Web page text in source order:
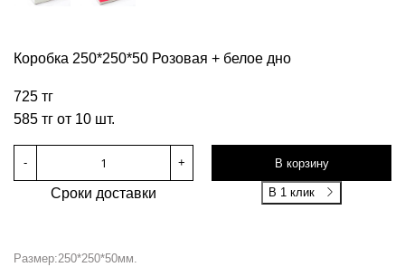
Коробка 250*250*50 Розовая + белое дно
725 тг
585 тг от 10 шт.
- + В корзину
Сроки доставки В 1 клик
Размер:250*250*50мм.